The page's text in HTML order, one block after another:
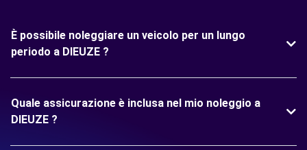
È possibile noleggiare un veicolo per un lungo
periodo a DIEUZE ?
Quale assicurazione è inclusa nel mio noleggio a
DIEUZE ?